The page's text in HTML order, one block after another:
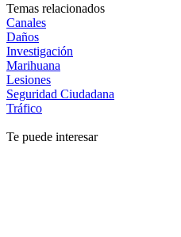
Temas relacionados
Canales
Daños
Investigación
Marihuana
Lesiones
Seguridad Ciudadana
Tráfico
Te puede interesar